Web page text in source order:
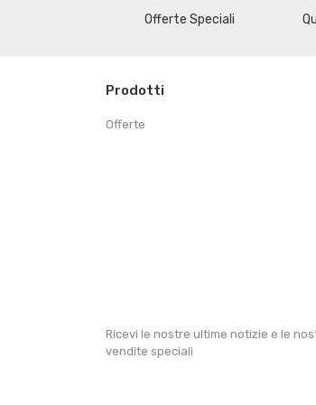
Offerte Speciali
Prodotti
Offerte
Ricevi le nostre ultime notizie e le
vendite speciali